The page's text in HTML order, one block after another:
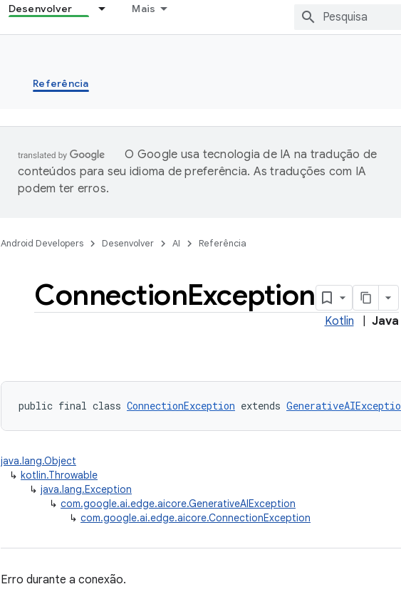
Desenvolver Mais
Referência
O Google usa tecnologia de IA na tradução de
conteúdos para seu idioma de preferência. As traduções com IA
podem ter erros.
Android Developers Desenvolver AI Referência
ConnectionException
Kotlin Java
public final class ConnectionException extends
java.lang.Object
↳ kotlin.Throwable
↳ java.lang.Exception
↳ com.google.ai.edge.aicore.GenerativeAIException
↳ com.google.ai.edge.aicore.ConnectionException
Erro durante a conexão.